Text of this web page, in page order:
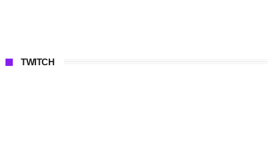
TWITCH